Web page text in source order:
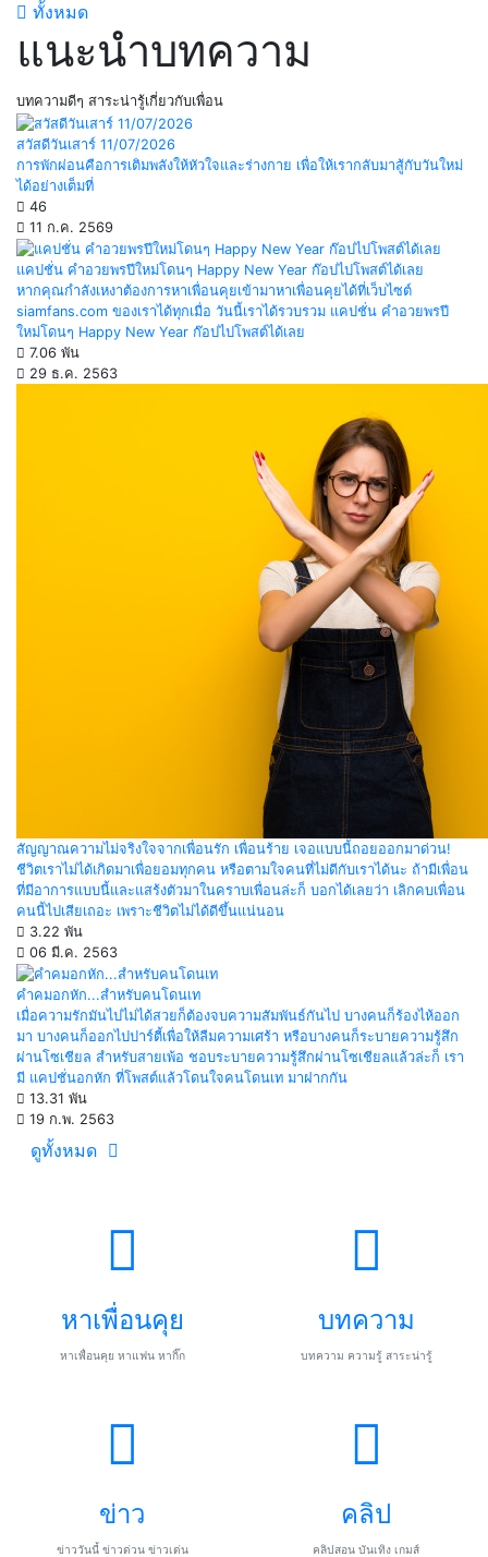
ทั้งหมด
แนะนำบทความ
บทความดีๆ สาระน่ารู้เกี่ยวกับเพื่อน
สวัสดีวันเสาร์ 11/07/2026
การพักผ่อนคือการเติมพลังให้หัวใจและร่างกาย เพื่อให้เรากลับมาสู้กับวันใหม่
ได้อย่างเต็มที่
46
11 ก.ค. 2569
แคปชั่น คำอวยพรปีใหม่โดนๆ Happy New Year ก๊อปไปโพสต์ได้เลย
หากคุณกำลังเหงาต้องการหาเพื่อนคุยเข้ามาหาเพื่อนคุยได้ที่เว็บไซต์
siamfans.com ของเราได้ทุกเมื่อ วันนี้เราได้รวบรวม แคปชั่น คำอวยพรปี
ใหม่โดนๆ Happy New Year ก๊อปไปโพสต์ได้เลย
7.06 พัน
29 ธ.ค. 2563
สัญญาณความไม่จริงใจจากเพื่อนรัก เพื่อนร้าย เจอแบบนี้ถอยออกมาด่วน!
ชีวิตเราไม่ได้เกิดมาเพื่อยอมทุกคน หรือตามใจคนที่ไม่ดีกับเราได้นะ ถ้ามีเพื่อน
ที่มีอาการแบบนี้และแสร้งตัวมาในคราบเพื่อนล่ะก็ บอกได้เลยว่า เลิกคบเพื่อน
คนนี้ไปเสียเถอะ เพราะชีวิตไม่ได้ดีขึ้นแน่นอน
3.22 พัน
06 มี.ค. 2563
คำคมอกหัก...สำหรับคนโดนเท
เมื่อความรักมันไปไม่ได้สวยก็ต้องจบความสัมพันธ์กันไป บางคนก็ร้องไห้ออก
มา บางคนก็ออกไปปาร์ตี้เพื่อให้ลืมความเศร้า หรือบางคนก็ระบายความรู้สึก
ผ่านโซเชียล สำหรับสายเพ้อ ชอบระบายความรู้สึกผ่านโซเชียลแล้วล่ะก็ เรา
มี แคปชั่นอกหัก ที่โพสต์แล้วโดนใจคนโดนเท มาฝากกัน
13.31 พัน
19 ก.พ. 2563
ดูทั้งหมด
หาเพื่อนคุย
หาเพื่อนคุย หาแฟน หากิ๊ก
บทความ
บทความ ความรู้ สาระน่ารู้
ข่าว
ข่าววันนี้ ข่าวด่วน ข่าวเด่น
คลิป
คลิปสอน บันเทิง เกมส์